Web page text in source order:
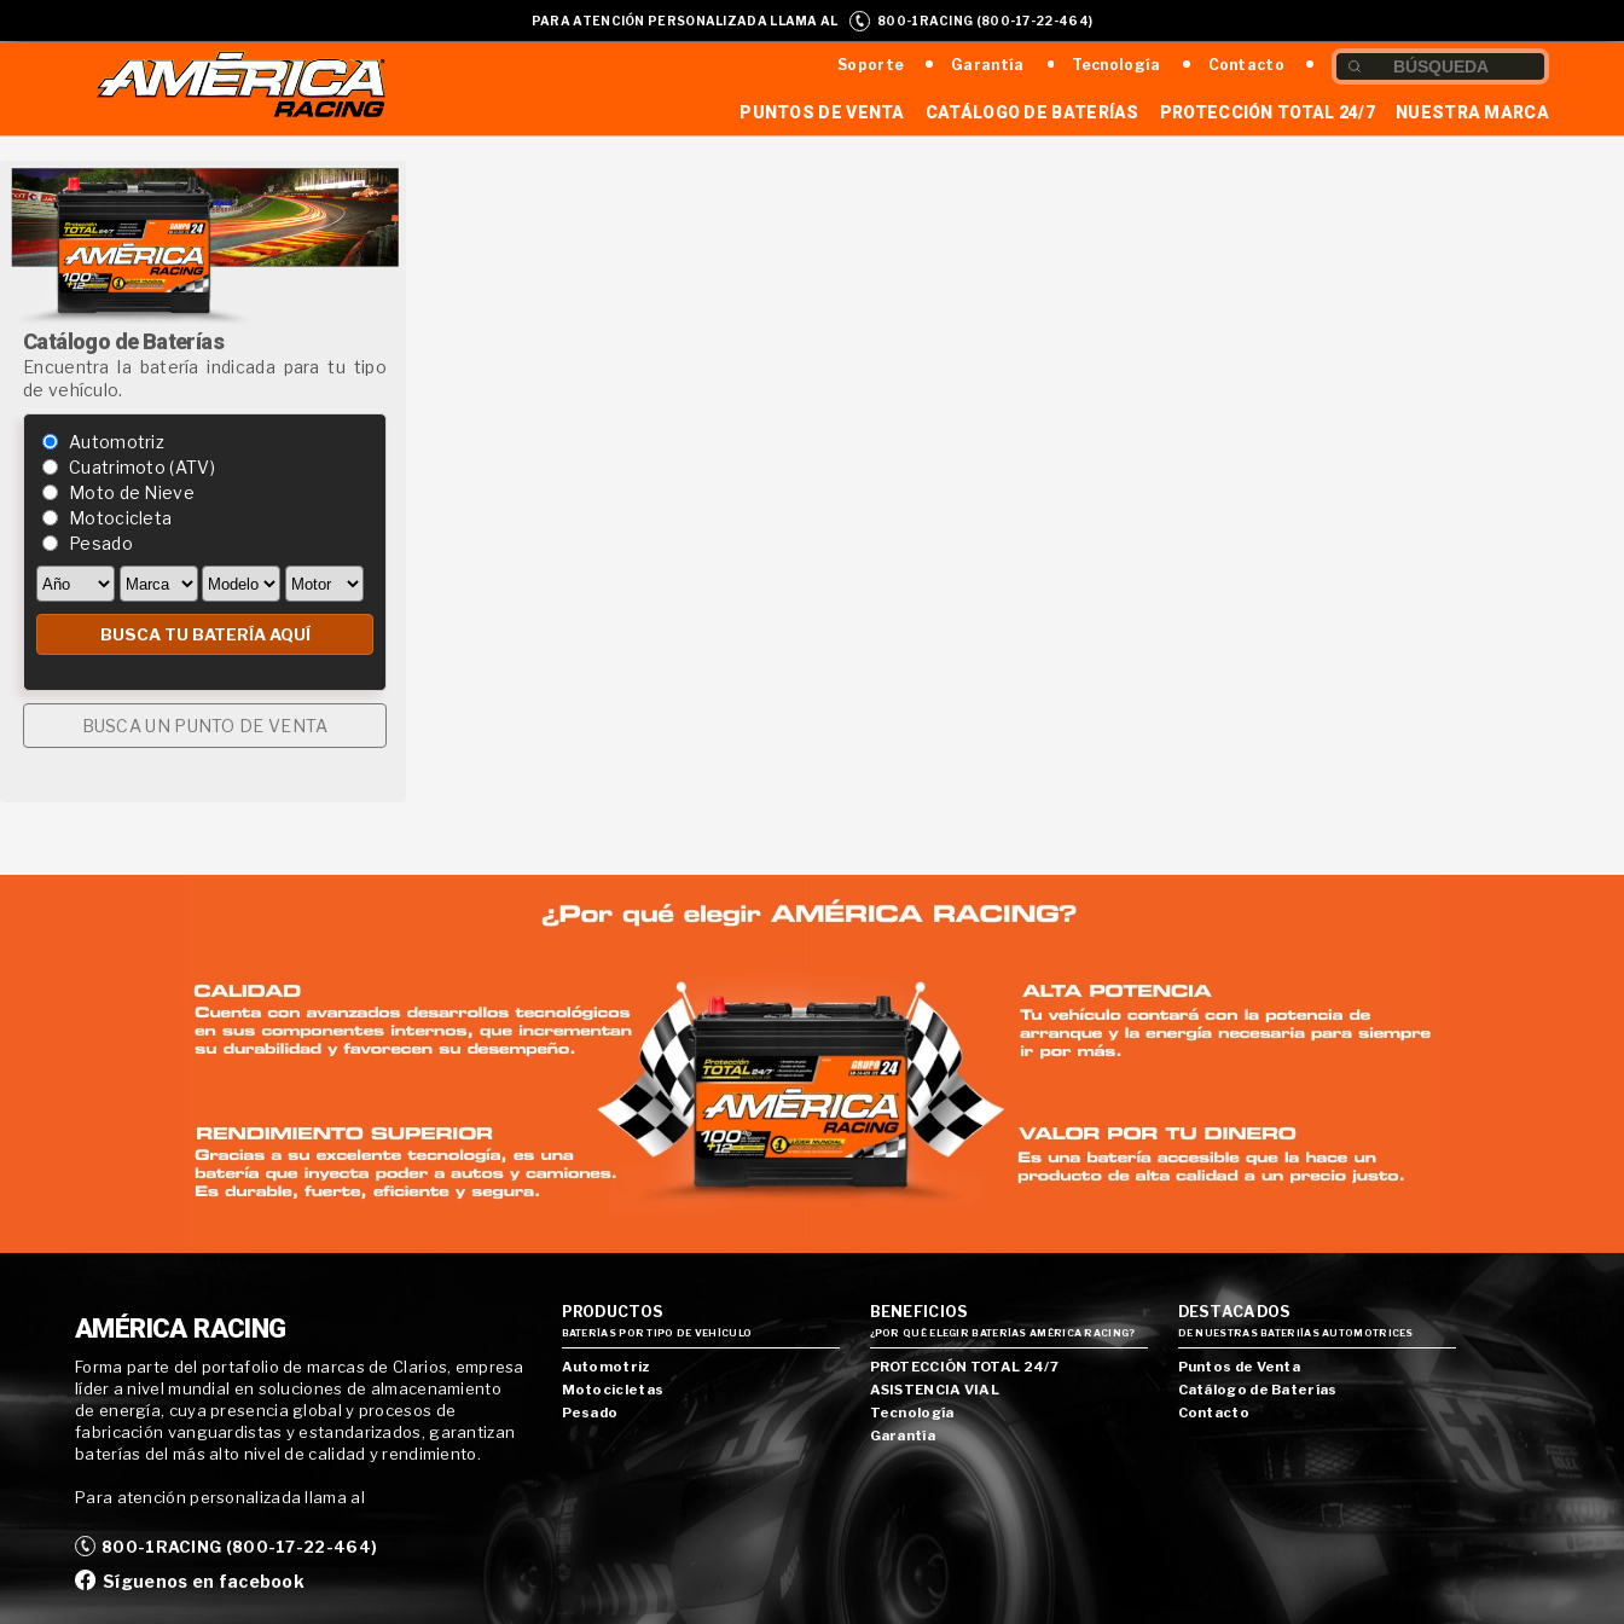
PARA ATENCIÓN PERSONALIZADA LLAMA AL 800-1RACING (800-17-22-464)
Contacto
Tecnología
Garantía
Soporte
NUESTRA MARCA
PROTECCIÓN TOTAL 24/7
CATÁLOGO DE BATERÍAS
PUNTOS DE VENTA
Catálogo de Baterías
Encuentra la batería indicada para tu tipo
de vehículo.
Automotriz
Cuatrimoto (ATV)
Moto de Nieve
Motocicleta
Pesado
BUSCA UN PUNTO DE VENTA
AMÉRICA RACING
Forma parte del portafolio de marcas de Clarios, empresa
líder a nivel mundial en soluciones de almacenamiento
de energía, cuya presencia global y procesos de
fabricación vanguardistas y estandarizados, garantizan
baterías del más alto nivel de calidad y rendimiento.
Para atención personalizada llama al
800-1RACING (800-17-22-464)
Síguenos en facebook
PRODUCTOS
BATERÍAS POR TIPO DE VEHÍCULO
Automotriz
Motocicletas
Pesado
BENEFICIOS
¿POR QUÉ ELEGIR BATERÍAS AMÉRICA RACING?
PROTECCIÓN TOTAL 24/7
ASISTENCIA VIAL
Tecnología
Garantía
DESTACADOS
DE NUESTRAS BATERIÍAS AUTOMOTRICES
Puntos de Venta
Catálogo de Baterías
Contacto